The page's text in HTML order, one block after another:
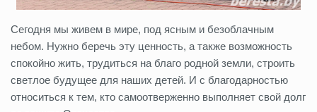
Сегодня мы живем в мире, под ясным и безоблачным
небом. Нужно беречь эту ценность, а также возможность
спокойно жить, трудиться на благо родной земли, строить
светлое будущее для наших детей. И с благодарностью
относиться к тем, кто самоотверженно выполняет свой долг